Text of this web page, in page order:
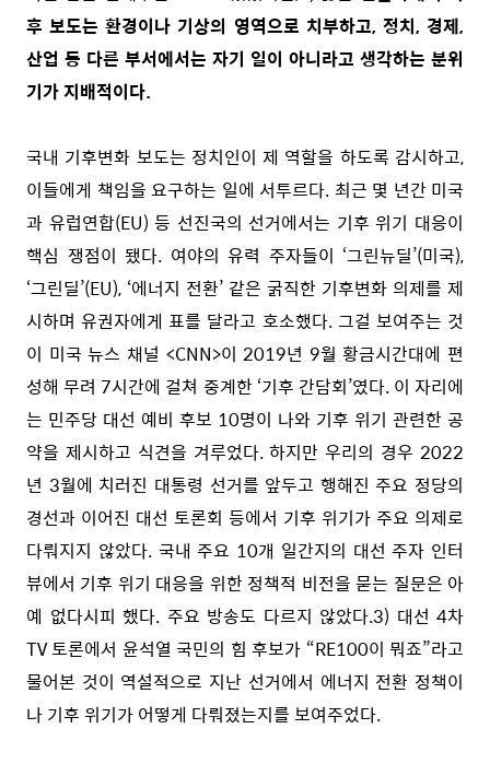
후 보도는 환경이나 기상의 영역으로 치부하고, 정치, 경제,
산업 등 다른 부서에서는 자기 일이 아니라고 생각하는 분위
기가 지배적이다.
국내 기후변화 보도는 정치인이 제 역할을 하도록 감시하고,
이들에게 책임을 요구하는 일에 서투르다. 최근 몇 년간 미국
과 유럽연합(EU) 등 선진국의 선거에서는 기후 위기 대응이
핵심 쟁점이 됐다. 여야의 유력 주자들이 ‘그린뉴딜’(미국),
‘그린딜’(EU), ‘에너지 전환’ 같은 굵직한 기후변화 의제를 제
시하며 유권자에게 표를 달라고 호소했다. 그걸 보여주는 것
이 미국 뉴스 채널 <CNN>이 2019년 9월 황금시간대에 편
성해 무려 7시간에 걸쳐 중계한 ‘기후 간담회’였다. 이 자리에
는 민주당 대선 예비 후보 10명이 나와 기후 위기 관련한 공
약을 제시하고 식견을 겨루었다. 하지만 우리의 경우 2022
년 3월에 치러진 대통령 선거를 앞두고 행해진 주요 정당의
경선과 이어진 대선 토론회 등에서 기후 위기가 주요 의제로
다뤄지지 않았다. 국내 주요 10개 일간지의 대선 주자 인터
뷰에서 기후 위기 대응을 위한 정책적 비전을 묻는 질문은 아
예 없다시피 했다. 주요 방송도 다르지 않았다.3) 대선 4차
TV 토론에서 윤석열 국민의 힘 후보가 “RE100이 뭐죠”라고
물어본 것이 역설적으로 지난 선거에서 에너지 전환 정책이
나 기후 위기가 어떻게 다뤄졌는지를 보여주었다.